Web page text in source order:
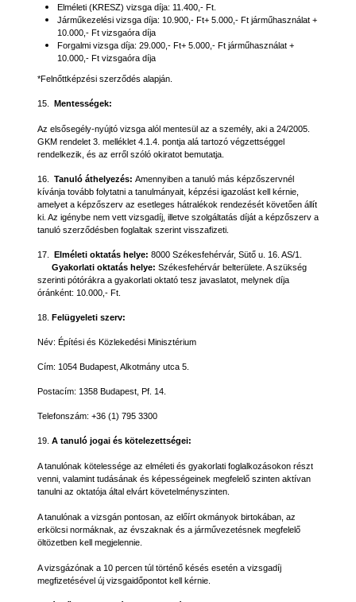
Elméleti (KRESZ) vizsga díja: 11.400,- Ft.
Járműkezelési vizsga díja: 10.900,- Ft+ 5.000,- Ft járműhasználat +
10.000,- Ft vizsgaóra díja
Forgalmi vizsga díja: 29.000,- Ft+ 5.000,- Ft járműhasználat +
10.000,- Ft vizsgaóra díja
*Felnőttképzési szerződés alapján.
15. Mentességek:
Az elsősegély-nyújtó vizsga alól mentesül az a személy, aki a 24/2005.
GKM rendelet 3. melléklet 4.1.4. pontja alá tartozó végzettséggel
rendelkezik, és az erről szóló okiratot bemutatja.
16. Tanuló áthelyezés: Amennyiben a tanuló más képzőszervnél
kívánja tovább folytatni a tanulmányait, képzési igazolást kell kérnie,
amelyet a képzőszerv az esetleges hátralékok rendezését követően állít
ki. Az igénybe nem vett vizsgadíj, illetve szolgáltatás díját a képzőszerv a
tanuló szerződésben foglaltak szerint visszafizeti.
17. Elméleti oktatás helye: 8000 Székesfehérvár, Sütő u. 16. AS/1.
Gyakorlati oktatás helye: Székesfehérvár belterülete. A szükség
szerinti pótórákra a gyakorlati oktató tesz javaslatot, melynek díja
óránként: 10.000,- Ft.
18. Felügyeleti szerv:
Név: Építési és Közlekedési Minisztérium
Cím: 1054 Budapest, Alkotmány utca 5.
Postacím: 1358 Budapest, Pf. 14.
Telefonszám: +36 (1) 795 3300
19. A tanuló jogai és kötelezettségei:
A tanulónak kötelessége az elméleti és gyakorlati foglalkozásokon részt
venni, valamint tudásának és képességeinek megfelelő szinten aktívan
tanulni az oktatója által elvárt követelményszinten.
A tanulónak a vizsgán pontosan, az előírt okmányok birtokában, az
erkölcsi normáknak, az évszaknak és a járművezetésnek megfelelő
öltözetben kell megjelennie.
A vizsgázónak a 10 percen túl történő késés esetén a vizsgadíj
megfizetésével új vizsgaidőpontot kell kérnie.